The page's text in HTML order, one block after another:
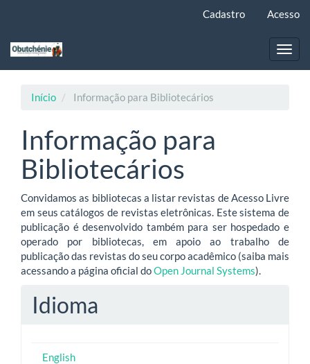
principal
Cadastro Acesso
Início Informação para Bibliotecários
Informação para
Bibliotecários
Convidamos as bibliotecas a listar revistas de Acesso Livre
em seus catálogos de revistas eletrônicas. Este sistema de
publicação é desenvolvido também para ser hospedado e
operado por bibliotecas, em apoio ao trabalho de
publicação das revistas do seu corpo acadêmico (saiba mais
acessando a página oficial doOpen Journal Systems).
Idioma
English